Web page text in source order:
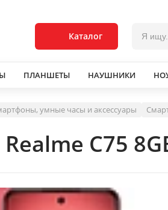
Каталог
ПЛАНШЕТЫ НАУШНИКИ
умные часы и аксессуары
C75